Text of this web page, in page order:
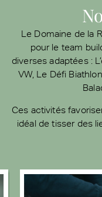
Le Domaine de la
pour le team
diverses adaptées :
VW, Le Défi
Ces activités
idéal de tisser des